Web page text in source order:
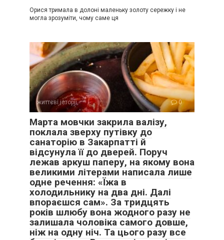
Орися тримала в долоні маленьку золоту сережку і не
могла зрозуміти, чому саме ця
життєві історії 0
Марта мовчки закрила валізу,
поклала зверху путівку до
санаторію в Закарпатті й
відсунула її до дверей. Поруч
лежав аркуш паперу, на якому вона
великими літерами написала лише
одне речення: «Їжа в
холодильнику на два дні. Далі
впораєшся сам». За тридцять
років шлюбу вона жодного разу не
залишала чоловіка самого довше,
ніж на одну ніч. Та цього разу все